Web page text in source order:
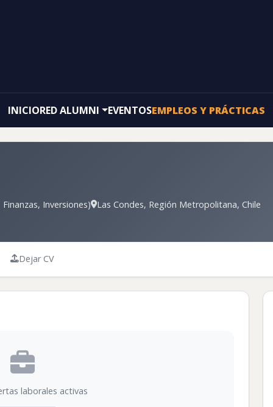
INICIORED ALUMNI EVENTOSEMPLEOS Y PRÁCTICAS
Inversiones) Las Condes, Región Metropolitana, Chile
Dejar CV
laborales activas